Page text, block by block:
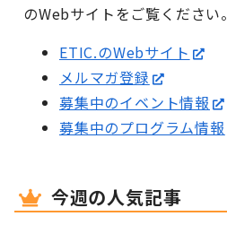
のWebサイトをご覧ください。
ETIC.のWebサイト
メルマガ登録
募集中のイベント情報
募集中のプログラム情報
今週の人気記事